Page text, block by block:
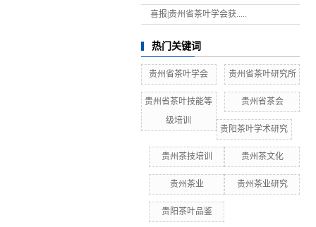
喜报|贵州省茶叶学会获.....
热门关键词
贵州省茶叶学会 贵州省茶叶研究所
贵州省茶叶技能等
级培训
贵州省茶会
贵阳茶叶学术研究
贵州茶技培训 贵州茶文化
贵州茶业 贵州茶业研究
贵阳茶叶品鉴